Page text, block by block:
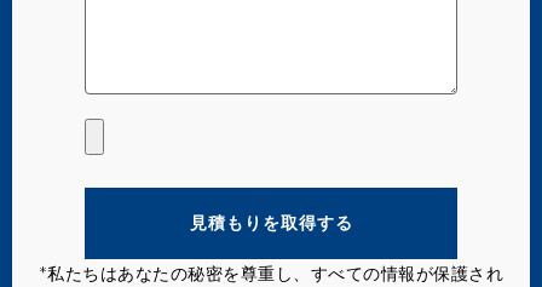
見積もりを取得する
*私たちはあなたの秘密を尊重し、すべての情報が保護され